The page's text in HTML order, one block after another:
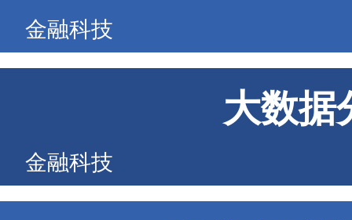
金融科技
大数据
金融科技